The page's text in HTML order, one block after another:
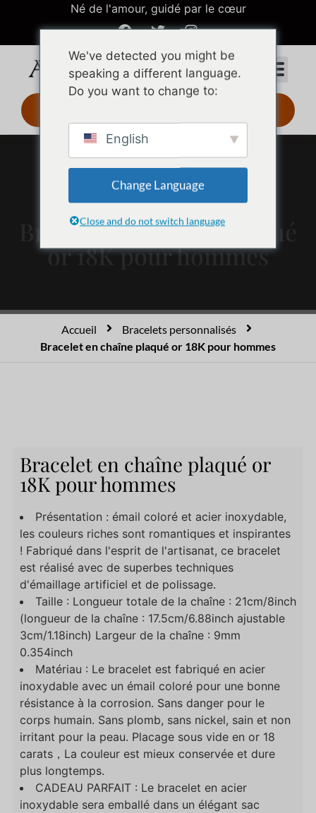
Né de l'amour, guidé par le cœur
Bracelet en chaîne plaqué
or 18K pour hommes
Accueil
Bracelets personnalisés
Bracelet en chaîne plaqué or 18K pour hommes
Bracelet en chaîne plaqué or
18K pour hommes
Présentation : émail coloré et acier inoxydable,
les couleurs riches sont romantiques et inspirantes
! Fabriqué dans l'esprit de l'artisanat, ce bracelet
est réalisé avec de superbes techniques
d'émaillage artificiel et de polissage.
Taille : Longueur totale de la chaîne : 21cm/8inch
(longueur de la chaîne : 17.5cm/6.88inch ajustable
3cm/1.18inch) Largeur de la chaîne : 9mm
0.354inch
Matériau : Le bracelet est fabriqué en acier
inoxydable avec un émail coloré pour une bonne
résistance à la corrosion. Sans danger pour le
corps humain. Sans plomb, sans nickel, sain et non
irritant pour la peau. Placage sous vide en or 18
carats，La couleur est mieux conservée et dure
plus longtemps.
CADEAU PARFAIT : Le bracelet en acier
inoxydable sera emballé dans un élégant sac
We've detected you might be
speaking a different language.
Do you want to change to:
English
Change Language
Close and do not switch language